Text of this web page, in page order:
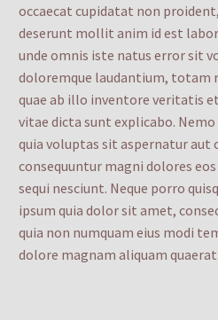
occaecat cupidatat non
deserunt mollit anim id est
unde omnis iste natus error sit
doloremque laudantium, totam
quae ab illo inventore veritatis
vitae dicta sunt explicabo.
quia voluptas sit aspernatur aut
consequuntur magni dolores
sequi nesciunt. Neque porro
ipsum quia dolor sit amet,
quia non numquam eius modi
dolore magnam aliquam